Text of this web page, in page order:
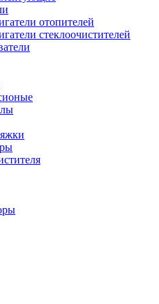
отопителей
стеклоочистителей